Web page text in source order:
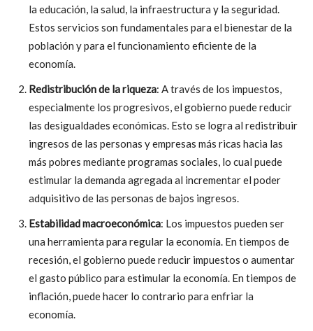
la educación, la salud, la infraestructura y la seguridad.
Estos servicios son fundamentales para el bienestar de la
población y para el funcionamiento eficiente de la
economía.
Redistribución de la riqueza: A través de los impuestos,
especialmente los progresivos, el gobierno puede reducir
las desigualdades económicas. Esto se logra al redistribuir
ingresos de las personas y empresas más ricas hacia las
más pobres mediante programas sociales, lo cual puede
estimular la demanda agregada al incrementar el poder
adquisitivo de las personas de bajos ingresos.
Estabilidad macroeconómica: Los impuestos pueden ser
una herramienta para regular la economía. En tiempos de
recesión, el gobierno puede reducir impuestos o aumentar
el gasto público para estimular la economía. En tiempos de
inflación, puede hacer lo contrario para enfriar la
economía.